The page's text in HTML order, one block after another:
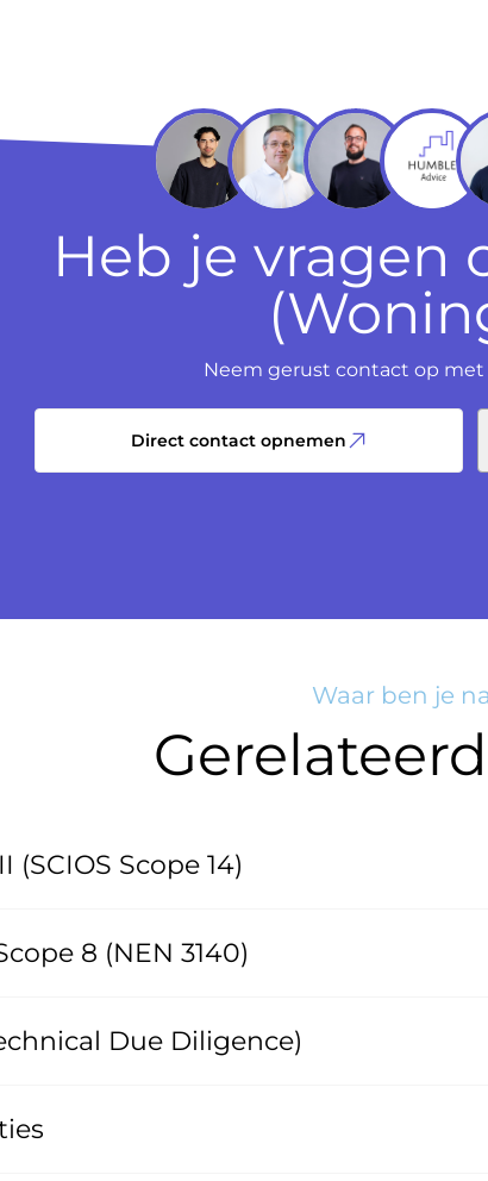
Heb je vragen
Neem gerust contact op met
Direct contact opnemen
Waar ben je
(SCIOS Scope 14)
8 (NEN 3140)
Due Diligence)